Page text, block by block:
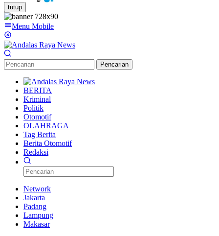
tutup
Menu Mobile
Pencarian
BERITA
Kriminal
Politik
Otomotif
OLAHRAGA
Tag Berita
Berita Otomotif
Redaksi
Network
Jakarta
Padang
Lampung
Makasar